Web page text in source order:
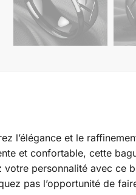
l’élégance et le
et confortable, cette
votre personnalité avec ce
pas l’opportunité de